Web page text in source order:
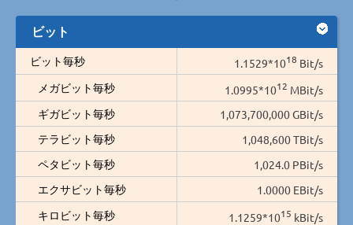
ビット
ビット毎秒 1.1529*1018 Bit/s
メガビット毎秒
1.0995*1012 MBit/s
ギガビット毎秒
1,073,700,000 GBit/s
テラビット毎秒
1,048,600 TBit/s
ペタビット毎秒
1,024.0 PBit/s
エクサビット毎秒
1.0000 EBit/s
キロビット毎秒
1.1259*1015 kBit/s